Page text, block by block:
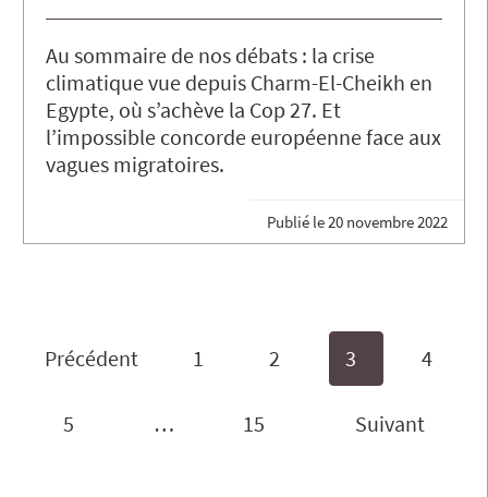
Au sommaire de nos débats : la crise
climatique vue depuis Charm-El-Cheikh en
Egypte, où s’achève la Cop 27. Et
l’impossible concorde européenne face aux
vagues migratoires.
Publié le20 novembre 2022
Précédent 1 2 3 4
5 … 15 Suivant